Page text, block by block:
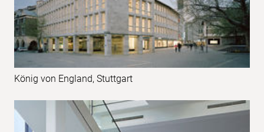
König von England, Stuttgart